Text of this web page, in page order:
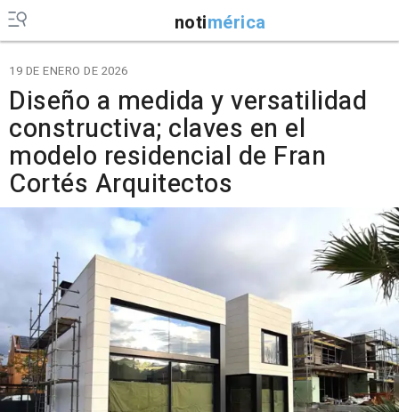
notimérica
19 DE ENERO DE 2026
Diseño a medida y versatilidad
constructiva; claves en el
modelo residencial de Fran
Cortés Arquitectos